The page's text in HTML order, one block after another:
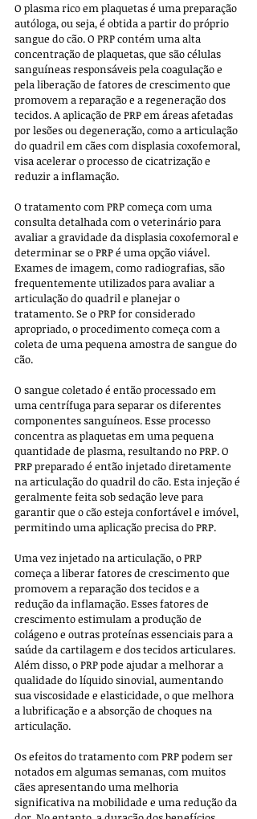
O plasma rico em plaquetas é uma preparação
autóloga, ou seja, é obtida a partir do próprio
sangue do cão. O PRP contém uma alta
concentração de plaquetas, que são células
sanguíneas responsáveis pela coagulação e
pela liberação de fatores de crescimento que
promovem a reparação e a regeneração dos
tecidos. A aplicação de PRP em áreas afetadas
por lesões ou degeneração, como a articulação
do quadril em cães com displasia coxofemoral,
visa acelerar o processo de cicatrização e
reduzir a inflamação.
O tratamento com PRP começa com uma
consulta detalhada com o veterinário para
avaliar a gravidade da displasia coxofemoral e
determinar se o PRP é uma opção viável.
Exames de imagem, como radiografias, são
frequentemente utilizados para avaliar a
articulação do quadril e planejar o
tratamento. Se o PRP for considerado
apropriado, o procedimento começa com a
coleta de uma pequena amostra de sangue do
cão.
O sangue coletado é então processado em
uma centrífuga para separar os diferentes
componentes sanguíneos. Esse processo
concentra as plaquetas em uma pequena
quantidade de plasma, resultando no PRP. O
PRP preparado é então injetado diretamente
na articulação do quadril do cão. Esta injeção é
geralmente feita sob sedação leve para
garantir que o cão esteja confortável e imóvel,
permitindo uma aplicação precisa do PRP.
Uma vez injetado na articulação, o PRP
começa a liberar fatores de crescimento que
promovem a reparação dos tecidos e a
redução da inflamação. Esses fatores de
crescimento estimulam a produção de
colágeno e outras proteínas essenciais para a
saúde da cartilagem e dos tecidos articulares.
Além disso, o PRP pode ajudar a melhorar a
qualidade do líquido sinovial, aumentando
sua viscosidade e elasticidade, o que melhora
a lubrificação e a absorção de choques na
articulação.
Os efeitos do tratamento com PRP podem ser
notados em algumas semanas, com muitos
cães apresentando uma melhoria
significativa na mobilidade e uma redução da